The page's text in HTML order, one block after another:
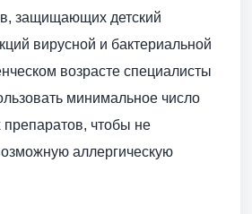
защищающих детский
вирусной и бактериальной
возрасте специалисты
минимальное число
чтобы не
аллергическую